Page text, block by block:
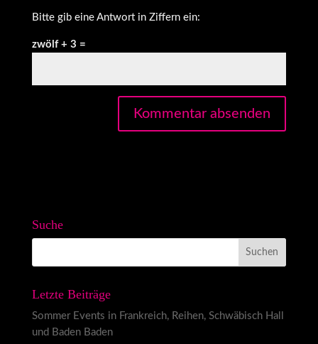
Bitte gib eine Antwort in Ziffern ein:
zwölf + 3 =
Suche
Letzte Beiträge
Sommer Events in Frankreich, Reihen, Schwäbisch Hall
und Baden Baden